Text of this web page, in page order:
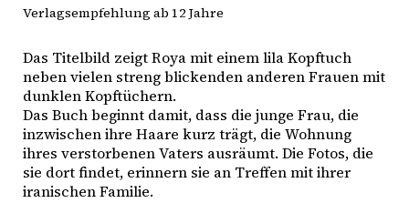
Verlagsempfehlung ab 12 Jahre
Das Titelbild zeigt Roya mit einem lila Kopftuch
neben vielen streng blickenden anderen Frauen mit
dunklen Kopftüchern.
Das Buch beginnt damit, dass die junge Frau, die
inzwischen ihre Haare kurz trägt, die Wohnung
ihres verstorbenen Vaters ausräumt. Die Fotos, die
sie dort findet, erinnern sie an Treffen mit ihrer
iranischen Familie.